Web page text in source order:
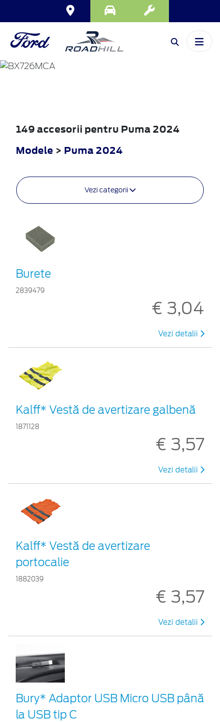
PUMA
149 accesorii pentru Puma 2024
Modele > Puma 2024
Vezi categorii
Burete
2839479
€ 3,04
Vezi detalii
Kalff* Vestă de avertizare galbenă
1871128
€ 3,57
Vezi detalii
Kalff* Vestă de avertizare
portocalie
1882039
€ 3,57
Vezi detalii
Bury* Adaptor USB Micro USB până
la USB tip C